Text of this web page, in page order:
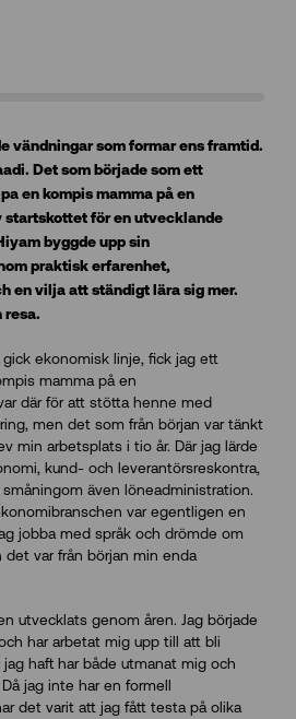
vändningar som formar ens framtid.
Det som började som ett
en kompis mamma på en
startskottet för en utvecklande
byggde upp sin
praktisk erfarenhet,
en vilja att ständigt lära sig mer.
resa.
ekonomisk linje, fick jag ett
mamma på en
där för att stötta henne med
men det som från början var tänkt
min arbetsplats i tio år. Där jag lärde
kund- och leverantörsreskontra,
även löneadministration.
var egentligen en
jobba med språk och drömde om
var från början min enda
utvecklats genom åren. Jag började
har arbetat mig upp till att bli
haft har både utmanat mig och
jag inte har en formell
det varit att jag fått testa på olika